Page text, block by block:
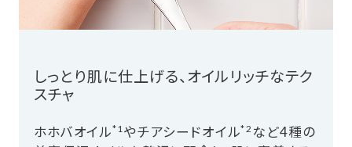
しっとり肌に仕上げる、オイルリッチなテク
スチャ
ホホバオイル*1 やチアシードオイル*2 など4種の